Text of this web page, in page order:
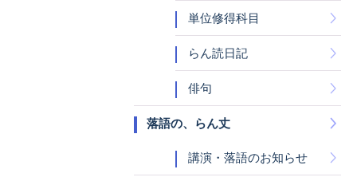
単位修得科目
らん読日記
俳句
落語の、らん丈
講演・落語のお知らせ